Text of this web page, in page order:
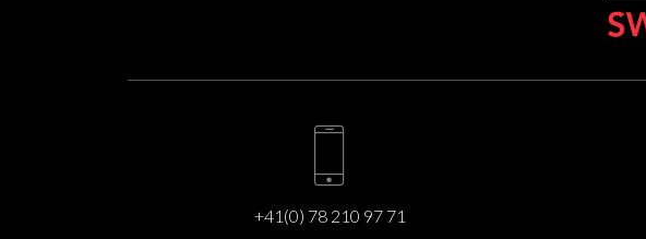
+41(0) 78 210 97 71